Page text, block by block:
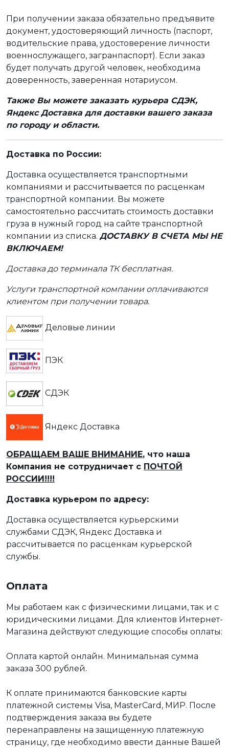
При получении заказа обязательно предъявите
документ, удостоверяющий личность (паспорт,
водительские права, удостоверение личности
военнослужащего, загранпаспорт). Если заказ
будет получать другой человек, необходима
доверенность, заверенная нотариусом.
Также Вы можете заказать курьера СДЭК,
Яндекс Доставка для доставки вашего заказа
по городу и области.
Доставка по России:
Доставка осуществляется транспортными
компаниями и рассчитывается по расценкам
транспортной компании. Вы можете
самостоятельно рассчитать стоимость доставки
груза в нужный город на сайте транспортной
компании из списка. ДОСТАВКУ В СЧЕТА МЫ НЕ
ВКЛЮЧАЕМ!
Доставка до терминала ТК бесплатная.
Услуги транспортной компании оплачиваются
клиентом при получении товара.
Деловые линии
ПЭК
СДЭК
Яндекс Доставка
ОБРАЩАЕМ ВАШЕ ВНИМАНИЕ, что наша
Компания не сотрудничает с ПОЧТОЙ
РОССИИ!!!!
Доставка курьером по адресу:
Доставка осуществляется курьерскими
службами СДЭК, Яндекс Доставка и
рассчитывается по расценкам курьерской
службы.
Оплата
Мы работаем как с физическими лицами, так и с
юридическими лицами. Для клиентов Интернет-
Магазина действуют следующие способы оплаты:
Оплата картой онлайн. Минимальная сумма
заказа 300 рублей.
К оплате принимаются банковские карты
платежной системы Visa, MasterCard, МИР. После
подтверждения заказа вы будете
перенаправлены на защищенную платежную
страницу, где необходимо ввести данные Вашей